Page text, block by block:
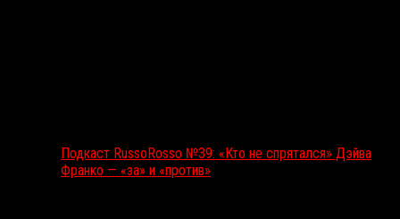
Подкаст RussoRosso №39: «Кто не спрятался» Дэйва
Франко — «за» и «против»